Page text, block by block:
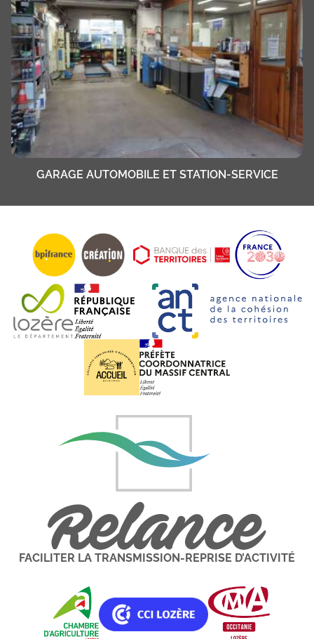
GARAGE AUTOMOBILE ET STATION-SERVICE
FACILITER LA TRANSMISSION-REPRISE D’ACTIVITÉ